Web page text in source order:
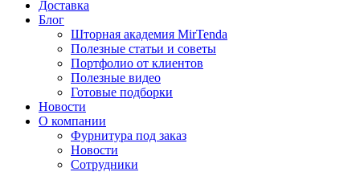
Доставка
Блог
Шторная академия MirTenda
Полезные статьи и советы
Портфолио от клиентов
Полезные видео
Готовые подборки
Новости
О компании
Фурнитура под заказ
Новости
Сотрудники